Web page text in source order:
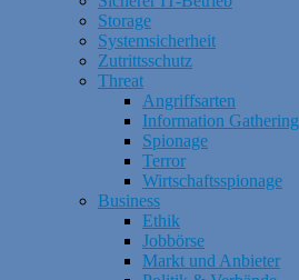
Storage
Systemsicherheit
Zutrittsschutz
Threat
Angriffsarten
Information Gathering
Spionage
Terror
Wirtschaftsspionage
Business
Ethik
Jobbörse
Markt und Anbieter